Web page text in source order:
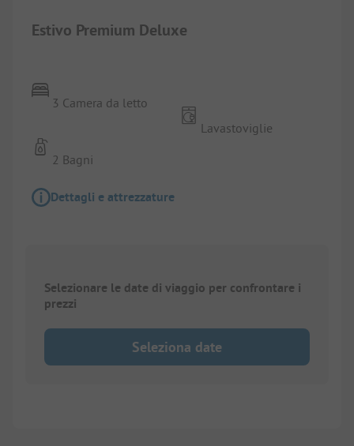
Estivo Premium Deluxe
3 Camera da letto
2 Bagni
Lavastoviglie
Dettagli e attrezzature
Selezionare le date di viaggio per confrontare i
prezzi
Seleziona date